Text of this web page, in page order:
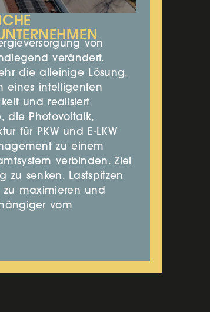
von
verändert.
die alleinige Lösung,
eines intelligenten
und realisiert
die Photovoltaik,
für PKW und E-LKW
zu einem
verbinden. Ziel
zu senken, Lastspitzen
zu maximieren und
vom